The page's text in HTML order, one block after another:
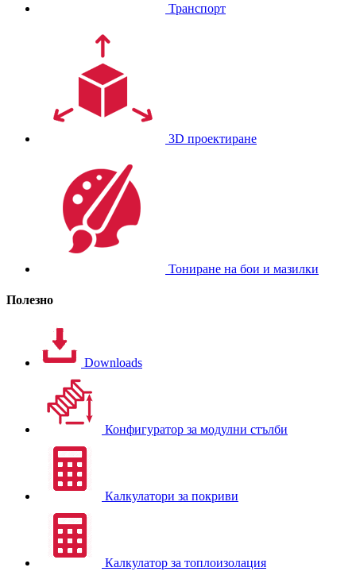
Транспорт
3D проектиране
Тониране на бои и мазилки
Полезно
Downloads
Конфигуратор за модулни стълби
Калкулатори за покриви
Калкулатор за топлоизолация